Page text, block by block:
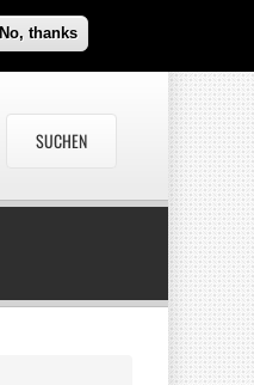
No, thanks